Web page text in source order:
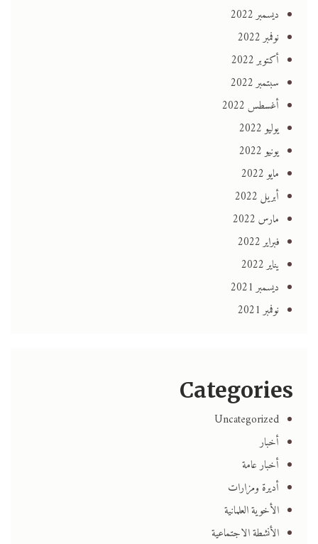
ديسمبر 2022
نوفمبر 2022
أكتوبر 2022
سبتمبر 2022
أغسطس 2022
يوليو 2022
يونيو 2022
مايو 2022
أبريل 2022
مارس 2022
فبراير 2022
يناير 2022
ديسمبر 2021
نوفمبر 2021
Categories
Uncategorized
أخبار
أخبار عامة
أديرة ومزارات
الأخوية العلمانية
الأنشطة الاجتماعية